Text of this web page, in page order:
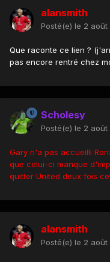
alansmith
Posté(e) le 2 août
Que raconte ce lien ?
pas encore rentré chez
Scholesy
Posté(e) le 2 août
Gary n'a pas accueilli
que celui-ci manque
quitter United deux fois
alansmith
Posté(e) le 2 août